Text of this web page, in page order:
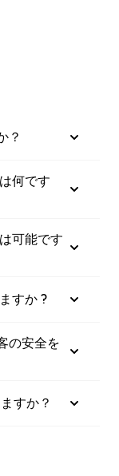
？
何です
可能です
すか ?
の安全を
すか？